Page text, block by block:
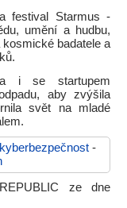
festival Starmus -
umění a hudbu,
badatele a
i se startupem
aby zvýšila
svět na mladé
kyberbezpečnost -
ze dne